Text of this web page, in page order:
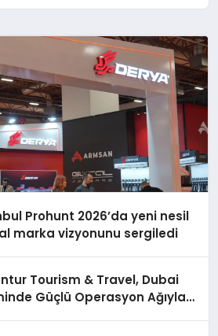
Prohunt 2026’da yeni nesil
marka vizyonunu sergiledi
Tourism & Travel, Dubai
Güçlü Operasyon Ağıyla